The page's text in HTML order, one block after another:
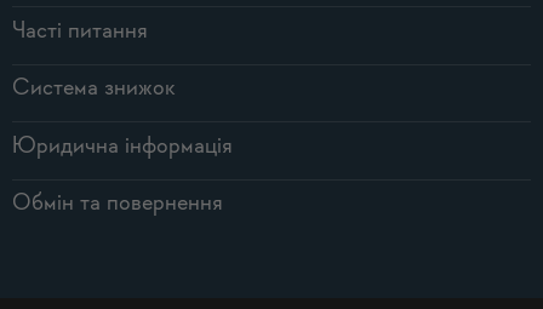
Часті питання
Система знижок
Юридична інформація
Обмін та повернення